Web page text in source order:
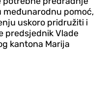
međunarodnu pomoć,
uskoro pridružiti i
predsjednik Vlade
kantona Marija